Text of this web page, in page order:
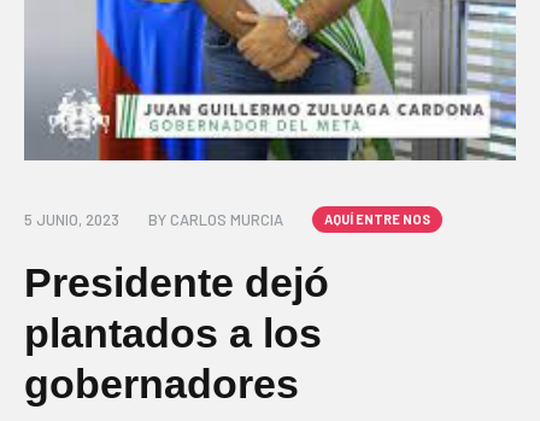
5 JUNIO, 2023 BY CARLOS MURCIA AQUÍ ENTRE NOS
Presidente dejó
plantados a los
gobernadores